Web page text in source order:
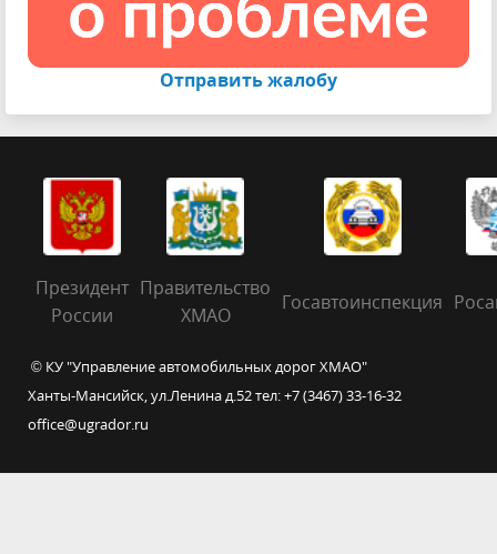
Отправить жалобу
Президент
России
Правительство
ХМАО
Госавтоинспекция
© КУ "Управление автомобильных дорог ХМАО"
Ханты-Мансийск, ул.Ленина д.52 тел: +7 (3467) 33-16-32
office@ugrador.ru